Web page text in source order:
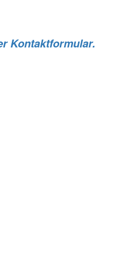
Kontaktformular.